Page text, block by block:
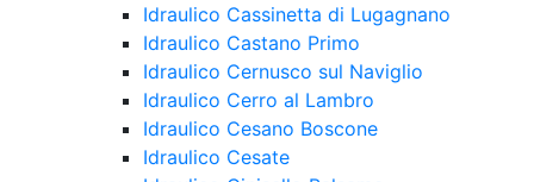
Idraulico Cassinetta di Lugagnano
Idraulico Castano Primo
Idraulico Cernusco sul Naviglio
Idraulico Cerro al Lambro
Idraulico Cesano Boscone
Idraulico Cesate